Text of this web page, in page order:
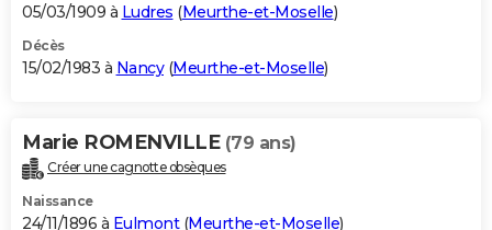
05/03/1909 à Ludres (Meurthe-et-Moselle)
Décès
15/02/1983 à Nancy(Meurthe-et-Moselle)
Marie ROMENVILLE (79 ans)
Créer une cagnotte obsèques
Naissance
24/11/1896 à Eulmont(Meurthe-et-Moselle)